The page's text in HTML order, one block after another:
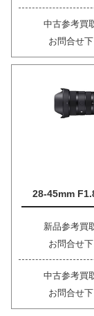
中古参考買
お問合せ
28-45mm
新品参考買
お問合せ
中古参考買
お問合せ